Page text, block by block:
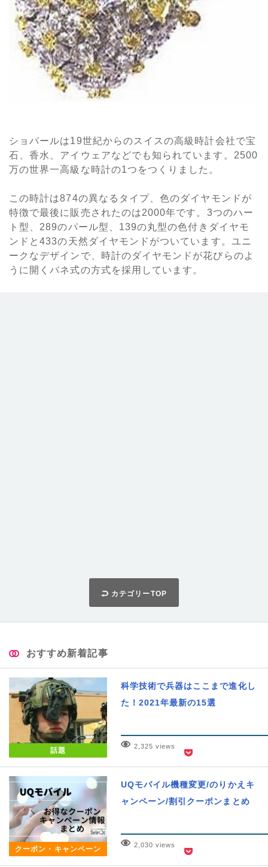
ショパールは19世紀からのスイスの高級時計会社で宝
石、香水、アイウェアなどでも知られています。2500
万の世界一高級な時計の1つをつくりました。
この時計は874の異なるタイプ、色のダイヤモンドが
特徴で最後に販売されたのは2000年です。3つのハー
ト型、289のパール型、139の丸型の色付きダイヤモ
ンドと433の天然ダイヤモンドがついています。ユニ
ークなデザインで、時計のダイヤモンドが花びらのよ
うに開くバネ式の方式を採用しています。
カテゴリーTOP
おすすめ新着記事
話題
科学技術で兵器はここまで進化し
た！2021年最新の15選
2,325 views
クーポン・キャンペーン
UQモバイル機種変更/のりかえキ
ャンペーン/割引クーポンまとめ
2,030 views